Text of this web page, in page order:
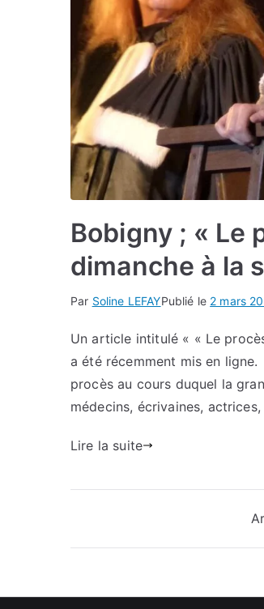
Bobigny ; « Le
dimanche à la
Par Soline LEFAYPublié le 2 mars
Un article intitulé « « Le
a été récemment mis en
procès au cours duquel la
médecins, écrivaines,
Lire la suite
des
articles